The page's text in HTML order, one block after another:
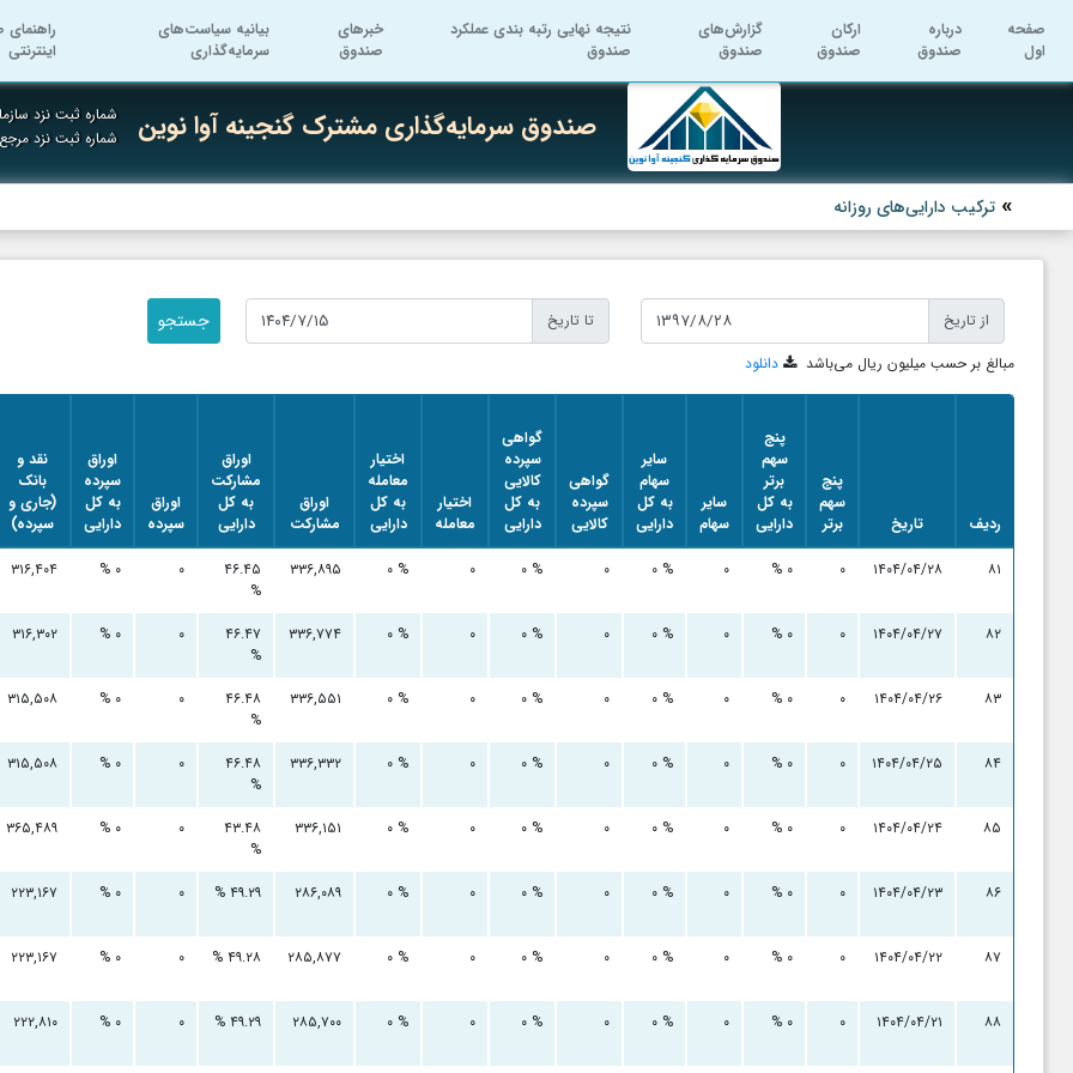
صفحه
اول
درباره
صندوق
ارکان
صندوق
گزارش‌های
صندوق
نتیجه نهایی رتبه بندی عملکرد
صندوق
خبرهای
صندوق
بیانیه سیاست‌های
سرمایه‌گذاری
راهنمای
اینترنتی
صندوق سرمایه‌گذاری مشترک گنجینه آوا نوین شماره ثبت نزد
شماره ثبت نزد
ترکیب دارایی‌های روزانه
از تاریخ
تا تاریخ
مبالغ بر حسب میلیون ریال می‌باشد
دانلود
ردیف تاریخ
پنج
سهم
برتر
پنج
سهم
برتر
به کل
دارایی
سایر
سهام
سایر
سهام
به کل
دارایی
گواهی
سپرده
کالایی
گواهی
سپرده
کالایی
به کل
دارایی
اختیار
معامله
اختیار
معامله
به کل
دارایی
اوراق
مشارکت
اوراق
مشارکت
به کل
دارایی
اوراق
سپرده
اوراق
سپرده
به کل
دارایی
نقد و
بانک
(جاری و
سپرده)
۸۱
۱۴۰۴/۰۴/۲۸ ۰ ۰ % ۰ ۰ % ۰ ۰ % ۰ ۰ % ۳۳۶,۸۹۵
۴۶.۴۵
%
۰ ۰ % ۳۱۶,۴۰۴
۸۲ ۱۴۰۴/۰۴/۲۷ ۰ ۰ % ۰ ۰ % ۰ ۰ % ۰ ۰ % ۳۳۶,۷۷۴
۴۶.۴۷
%
۰ ۰ % ۳۱۶,۳۰۲
۸۳ ۱۴۰۴/۰۴/۲۶ ۰ ۰ % ۰ ۰ % ۰ ۰ % ۰ ۰ % ۳۳۶,۵۵۱
۴۶.۴۸
%
۰ ۰ % ۳۱۵,۵۰۸
۸۴ ۱۴۰۴/۰۴/۲۵ ۰ ۰ % ۰ ۰ % ۰ ۰ % ۰ ۰ % ۳۳۶,۳۳۲
۴۶.۴۸
%
۰ ۰ % ۳۱۵,۵۰۸
۸۵ ۱۴۰۴/۰۴/۲۴ ۰ ۰ % ۰ ۰ % ۰ ۰ % ۰ ۰ % ۳۳۶,۱۵۱
۴۳.۴۸
%
۰ ۰ % ۳۶۵,۴۸۹
۸۶ ۱۴۰۴/۰۴/۲۳ ۰ ۰ % ۰ ۰ % ۰ ۰ % ۰ ۰ % ۲۸۶,۰۸۹ ۴۹.۲۹ % ۰ ۰ % ۲۲۳,۱۶۷
۸۷ ۱۴۰۴/۰۴/۲۲ ۰ ۰ % ۰ ۰ % ۰ ۰ % ۰ ۰ % ۲۸۵,۸۷۷ ۴۹.۲۸ % ۰ ۰ % ۲۲۳,۱۶۷
۸۸ ۱۴۰۴/۰۴/۲۱ ۰ ۰ % ۰ ۰ % ۰ ۰ % ۰ ۰ % ۲۸۵,۷۰۰ ۴۹.۲۹ % ۰ ۰ % ۲۲۲,۸۱۰